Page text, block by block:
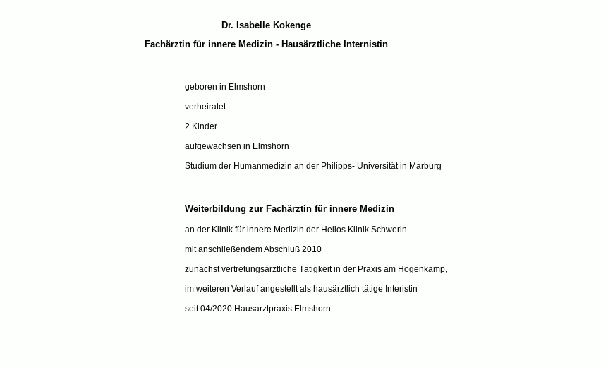
Dr. Isabelle Kokenge
Fachärztin für innere Medizin - Hausärztliche Internistin
geboren in Elmshorn
verheiratet
2 Kinder
aufgewachsen in Elmshorn
Studium der Humanmedizin an der Philipps- Universität in Marburg
Weiterbildung zur Fachärztin für innere Medizin
an der Klinik für innere Medizin der Helios Klinik Schwerin
mit anschließendem Abschluß 2010
zunächst vertretungsärztliche Tätigkeit in der Praxis am Hogenkamp,
im weiteren Verlauf angestellt als hausärztlich tätige Interistin
seit 04/2020 Hausarztpraxis Elmshorn